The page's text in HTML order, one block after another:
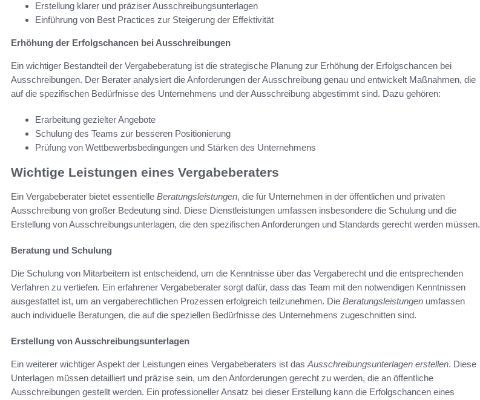
Erstellung klarer und präziser Ausschreibungsunterlagen
Einführung von Best Practices zur Steigerung der Effektivität
Erhöhung der Erfolgschancen bei Ausschreibungen
Ein wichtiger Bestandteil der Vergabeberatung ist die strategische Planung zur Erhöhung der Erfolgschancen bei
Ausschreibungen. Der Berater analysiert die Anforderungen der Ausschreibung genau und entwickelt Maßnahmen, die
auf die spezifischen Bedürfnisse des Unternehmens und der Ausschreibung abgestimmt sind. Dazu gehören:
Erarbeitung gezielter Angebote
Schulung des Teams zur besseren Positionierung
Prüfung von Wettbewerbsbedingungen und Stärken des Unternehmens
Wichtige Leistungen eines Vergabeberaters
Ein Vergabeberater bietet essentielle Beratungsleistungen, die für Unternehmen in der öffentlichen und privaten
Ausschreibung von großer Bedeutung sind. Diese Dienstleistungen umfassen insbesondere die Schulung und die
Erstellung von Ausschreibungsunterlagen, die den spezifischen Anforderungen und Standards gerecht werden müssen.
Beratung und Schulung
Die Schulung von Mitarbeitern ist entscheidend, um die Kenntnisse über das Vergaberecht und die entsprechenden
Verfahren zu vertiefen. Ein erfahrener Vergabeberater sorgt dafür, dass das Team mit den notwendigen Kenntnissen
ausgestattet ist, um an vergaberechtlichen Prozessen erfolgreich teilzunehmen. Die Beratungsleistungen umfassen
auch individuelle Beratungen, die auf die speziellen Bedürfnisse des Unternehmens zugeschnitten sind.
Erstellung von Ausschreibungsunterlagen
Ein weiterer wichtiger Aspekt der Leistungen eines Vergabeberaters ist das Ausschreibungsunterlagen erstellen. Diese
Unterlagen müssen detailliert und präzise sein, um den Anforderungen gerecht zu werden, die an öffentliche
Ausschreibungen gestellt werden. Ein professioneller Ansatz bei dieser Erstellung kann die Erfolgschancen eines